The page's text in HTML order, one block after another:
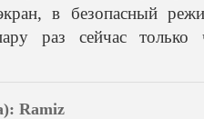
в безопасный
раз сейчас
Ramiz